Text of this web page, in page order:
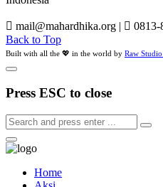
mail@mahardhika.org |
0813-
Back to Top
Built with all the 💖 in the world by Raw
Press ESC to close
Home